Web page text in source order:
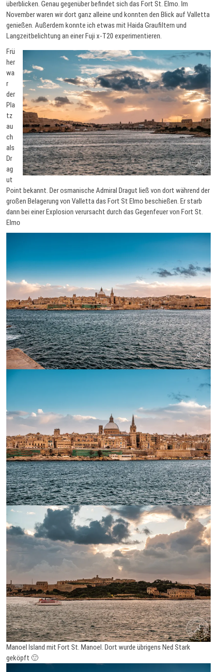
überblicken. Genau gegenüber befindet sich das Fort St. Elmo. Im
November waren wir dort ganz alleine und konnten den Blick auf Valletta
genießen. Außerdem konnte ich etwas mit Haida Graufiltern und
Langzeitbelichtung an einer Fuji x-T20 experimentieren.
Frü
her
wa
r
der
Pla
tz
au
ch
als
Dr
ag
ut
Point bekannt. Der osmanische Admiral Dragut ließ von dort während der
großen Belagerung von Valletta das Fort St Elmo beschießen. Er starb
dann bei einer Explosion verursacht durch das Gegenfeuer von Fort St.
Elmo
Manoel Island mit Fort St. Manoel. Dort wurde übrigens Ned Stark
geköpft 🙂